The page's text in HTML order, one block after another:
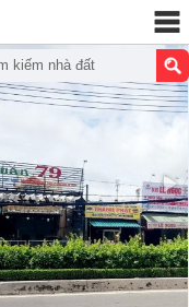
kiếm nhà đất